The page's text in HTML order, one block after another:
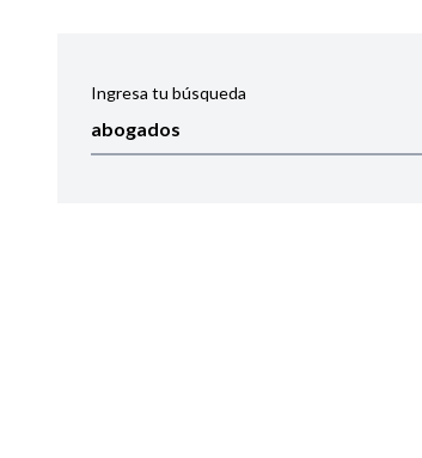
Ingresa tu búsqueda